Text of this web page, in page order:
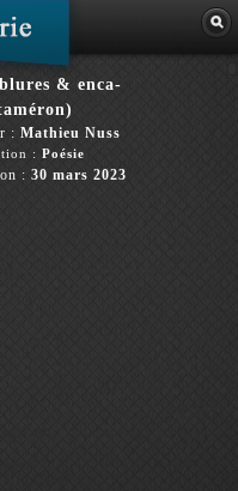
& enca-
: Mathieu Nuss
: Poésie
: 30 mars 2023